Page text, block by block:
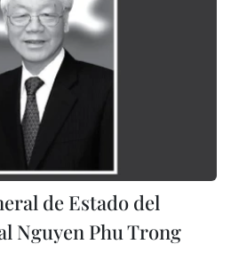
de Estado del
Nguyen Phu Trong